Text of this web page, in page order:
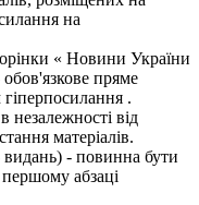
на
« Новини України
обов'язкове пряме
.
незалежності від
матеріалів.
видань) - повинна бути
абзаці